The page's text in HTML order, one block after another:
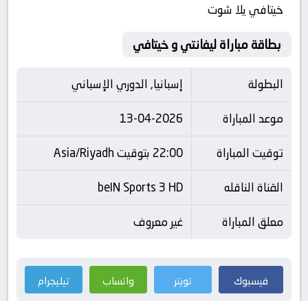
خيتافي يلا شوت
بطاقة مباراة ليفانتي و خيتافي
البطولة
إسبانيا, الدوري الإسباني
موعد المباراة
13-04-2026
توقيت المباراة
22:00 بتوقيت Asia/Riyadh
القناة الناقله
beIN Sports 3 HD
معلق المباراة
غير معروف
فيسبوك تويتر واتساب تيليجرام